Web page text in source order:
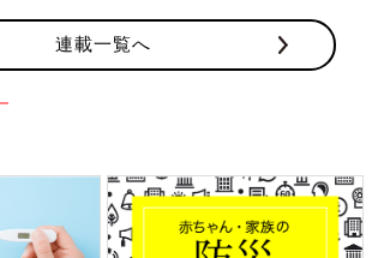
まい、親が本当に伝えたいことも届かなくな
くて怒鳴ってしまうことはだれにでもありま
ンタルヘルスが悪化している今は、とくに冷
しくなりそうです。怒鳴ってしまったとき
ればいいでしょうか。
連載一覧へ